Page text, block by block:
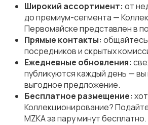
Широкий ассортимент: от
до премиум-сегмента —
Первомайске представлен в
Прямые контакты:
посредников и скрытых
Ежедневные обновления:
публикуются каждый день — вы
выгодное предложение.
Бесплатное размещение:
Коллекционирование?
MZKA за пару минут бесплатно.